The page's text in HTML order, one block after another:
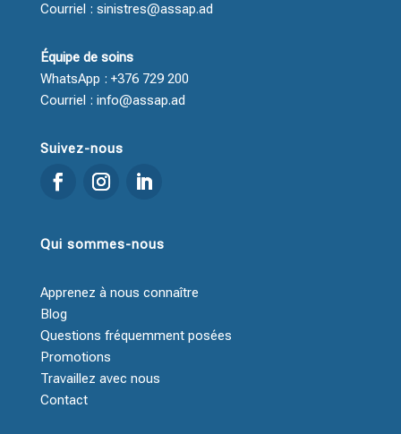
Courriel : sinistres@assap.ad
Équipe de soins
WhatsApp : +376 729 200
Courriel : info@assap.ad
Suivez-nous
Qui sommes-nous
Apprenez à nous connaître
Blog
Questions fréquemment posées
Promotions
Travaillez avec nous
Contact